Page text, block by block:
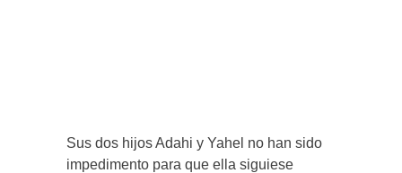
Sus dos hijos Adahi y Yahel no han sido
impedimento para que ella siguiese